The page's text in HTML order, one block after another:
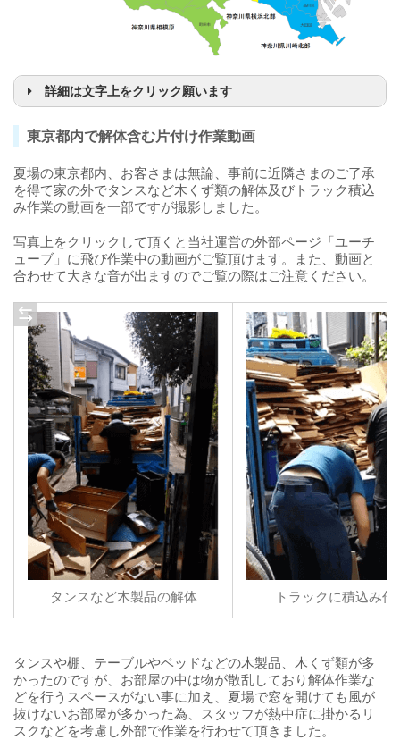
詳細は文字上をクリック願います
サービス対応地域
サービス対応可能地域
リピーターさまやリピーターさまのご紹介であ
ービス対応地域の詳細はお気軽にお問合わせ下さ
い。
東京都内で解体含む片付け作業動画
夏場の東京都内、お客さまは無論、事前に近隣さまのご了承
を得て家の外でタンスなど木くず類の解体及びトラック積込
み作業の動画を一部ですが撮影しました。
写真上をクリックして頂くと当社運営の外部ページ「ユーチ
ューブ」に飛び作業中の動画がご覧頂けます。また、動画と
合わせて大きな音が出ますのでご覧の際はご注意ください。
タンスなど木製品の解体 トラックに積込み作
タンスや棚、テーブルやベッドなどの木製品、木くず類が多
かったのですが、お部屋の中は物が散乱しており解体作業な
どを行うスペースがない事に加え、夏場で窓を開けても風が
抜けないお部屋が多かった為、スタッフが熱中症に掛かるリ
スクなどを考慮し外部で作業を行わせて頂きました。